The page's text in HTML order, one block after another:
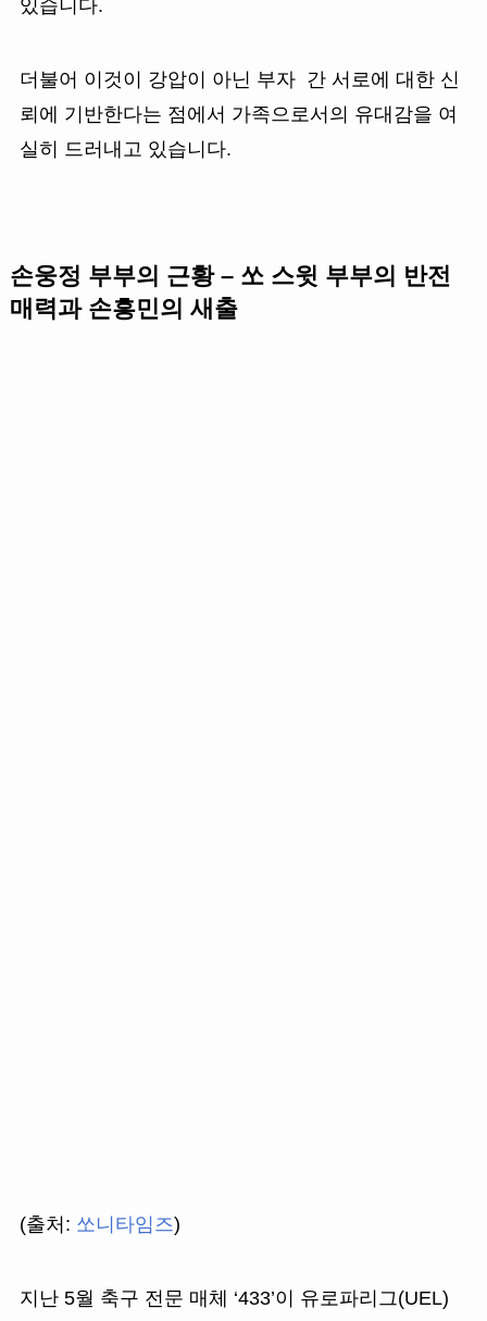
있습니다.
더불어 이것이 강압이 아닌 부자 간 서로에 대한 신
뢰에 기반한다는 점에서 가족으로서의 유대감을 여
실히 드러내고 있습니다.
손웅정 부부의 근황 – 쏘 스윗 부부의 반전
매력과 손흥민의 새출
(출처: 쏘니타임즈)
지난 5월 축구 전문 매체 ‘433’이 유로파리그(UEL)